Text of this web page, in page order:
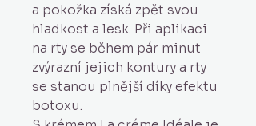
a pokožka získá zpět svou
hladkost a lesk. Při aplikaci
na rty se během pár minut
zvýrazní jejich kontury a rty
se stanou plnější díky efektu
botoxu.